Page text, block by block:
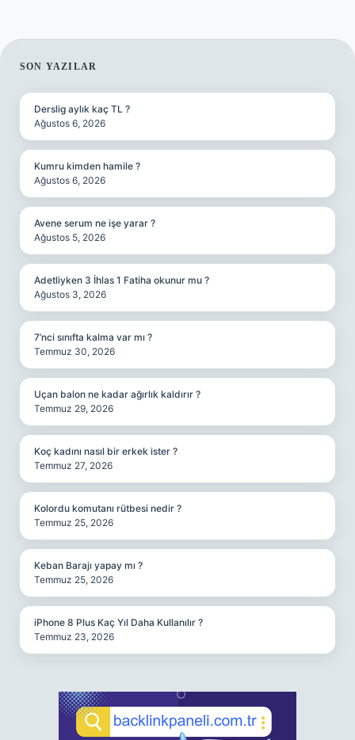
SIDEBAR
SON YAZILAR
Derslig aylık kaç TL ?
Ağustos 6, 2026
Kumru kimden hamile ?
Ağustos 6, 2026
Avene serum ne işe yarar ?
Ağustos 5, 2026
Adetliyken 3 İhlas 1 Fatiha okunur mu ?
Ağustos 3, 2026
7’nci sınıfta kalma var mı ?
Temmuz 30, 2026
Uçan balon ne kadar ağırlık kaldırır ?
Temmuz 29, 2026
Koç kadını nasıl bir erkek ister ?
Temmuz 27, 2026
Kolordu komutanı rütbesi nedir ?
Temmuz 25, 2026
Keban Barajı yapay mı ?
Temmuz 25, 2026
iPhone 8 Plus Kaç Yıl Daha Kullanılır ?
Temmuz 23, 2026